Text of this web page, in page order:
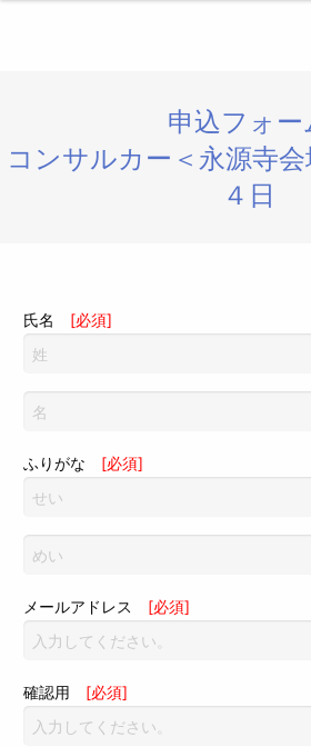
申込フォー
コンサルカー＜永源寺
４日
氏名 [必須]
ふりがな [必須]
メールアドレス [必須]
確認用 [必須]